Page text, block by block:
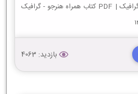
PDF همراه هنرجو - گرافیک | PDF کتاب همراه هنرجو - گرافیک
بازدید: 4063